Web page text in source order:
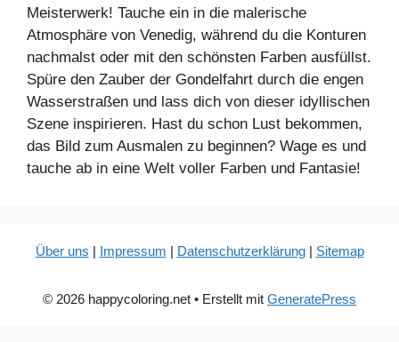
Meisterwerk! Tauche ein in die malerische
Atmosphäre von Venedig, während du die Konturen
nachmalst oder mit den schönsten Farben ausfüllst.
Spüre den Zauber der Gondelfahrt durch die engen
Wasserstraßen und lass dich von dieser idyllischen
Szene inspirieren. Hast du schon Lust bekommen,
das Bild zum Ausmalen zu beginnen? Wage es und
tauche ab in eine Welt voller Farben und Fantasie!
Über uns | Impressum | Datenschutzerklärung| Sitemap
© 2026 happycoloring.net • Erstellt mit GeneratePress